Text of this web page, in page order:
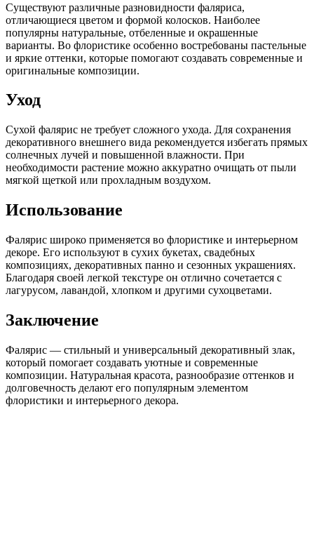
Существуют различные разновидности фаляриса,
отличающиеся цветом и формой колосков. Наиболее
популярны натуральные, отбеленные и окрашенные
варианты. Во флористике особенно востребованы пастельные
и яркие оттенки, которые помогают создавать современные и
оригинальные композиции.
Уход
Сухой фалярис не требует сложного ухода. Для сохранения
декоративного внешнего вида рекомендуется избегать прямых
солнечных лучей и повышенной влажности. При
необходимости растение можно аккуратно очищать от пыли
мягкой щеткой или прохладным воздухом.
Использование
Фалярис широко применяется во флористике и интерьерном
декоре. Его используют в сухих букетах, свадебных
композициях, декоративных панно и сезонных украшениях.
Благодаря своей легкой текстуре он отлично сочетается с
лагурусом, лавандой, хлопком и другими сухоцветами.
Заключение
Фалярис — стильный и универсальный декоративный злак,
который помогает создавать уютные и современные
композиции. Натуральная красота, разнообразие оттенков и
долговечность делают его популярным элементом
флористики и интерьерного декора.